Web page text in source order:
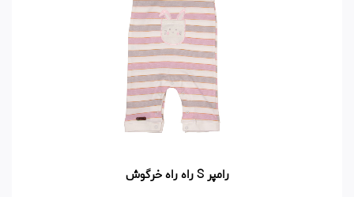
رامپر S راه راه خرگوش